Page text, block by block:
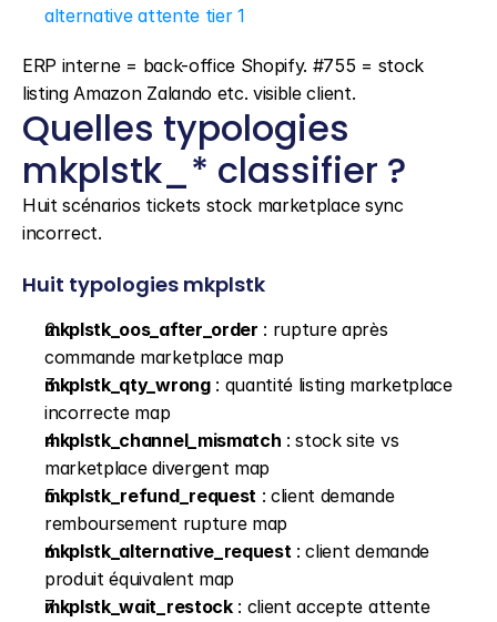
alternative attente tier 1
ERP interne = back-office Shopify. #755 = stock
listing Amazon Zalando etc. visible client.
Quelles typologies
mkplstk_* classifier ?
Huit scénarios tickets stock marketplace sync
incorrect.
Huit typologies mkplstk
mkplstk_oos_after_order : rupture après
commande marketplace map
mkplstk_qty_wrong : quantité listing marketplace
incorrecte map
mkplstk_channel_mismatch : stock site vs
marketplace divergent map
mkplstk_refund_request : client demande
remboursement rupture map
mkplstk_alternative_request : client demande
produit équivalent map
mkplstk_wait_restock : client accepte attente